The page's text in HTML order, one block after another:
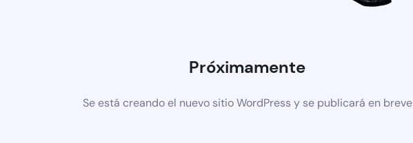
Próximamente
Se está creando el nuevo sitio WordPress y se publicará en breve